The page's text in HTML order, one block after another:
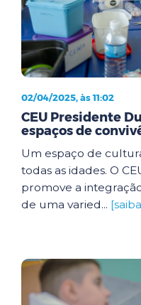
02/04/2025, às 11:02
CEU Presidente
espaços de
Um espaço de
todas as idades. O
promove a
de uma varied...